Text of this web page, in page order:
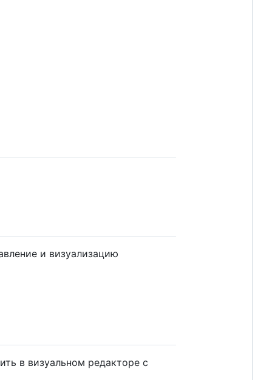
и визуализацию
в визуальном редакторе с